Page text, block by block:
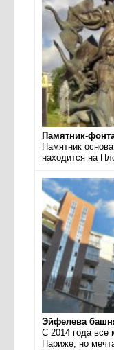
Памятник-
Памятник
находится на
Эйфелева
С 2014 года все
Париже, но